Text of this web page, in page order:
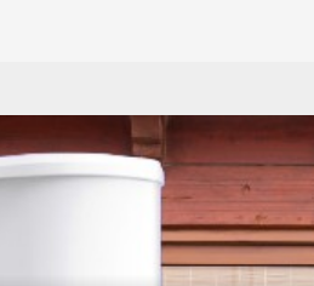
regio
Castellon?